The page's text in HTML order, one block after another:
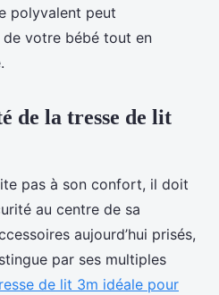
polyvalent peut
votre bébé tout en
de la tresse de lit
pas à son confort, il doit
au centre de sa
aujourd’hui prisés,
par ses multiples
de lit 3m idéale pour